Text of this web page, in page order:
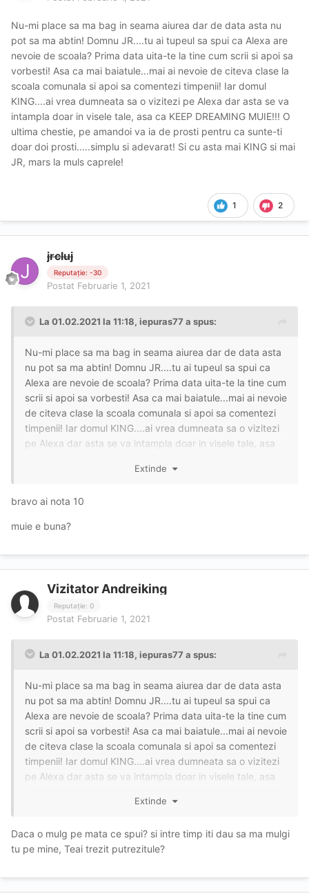
Nu-mi place sa ma bag in seama aiurea dar de data asta nu
pot sa ma abtin! Domnu JR....tu ai tupeul sa spui ca Alexa are
nevoie de scoala? Prima data uita-te la tine cum scrii si apoi sa
vorbesti! Asa ca mai baiatule...mai ai nevoie de citeva clase la
scoala comunala si apoi sa comentezi timpenii! Iar domul
KING....ai vrea dumneata sa o vizitezi pe Alexa dar asta se va
intampla doar in visele tale, asa ca KEEP DREAMING MUIE!!! O
ultima chestie, pe amandoi va ia de prosti pentru ca sunte-ti
doar doi prosti.....simplu si adevarat! Si cu asta mai KING si mai
JR, mars la muls caprele!
1 2
jrcluj
Reputație: -30
Postat Februarie 1, 2021
La 01.02.2021 la 11:18, iepuras77 a spus:
Nu-mi place sa ma bag in seama aiurea dar de data asta
nu pot sa ma abtin! Domnu JR....tu ai tupeul sa spui ca
Alexa are nevoie de scoala? Prima data uita-te la tine cum
scrii si apoi sa vorbesti! Asa ca mai baiatule...mai ai nevoie
de citeva clase la scoala comunala si apoi sa comentezi
timpenii! Iar domul KING....ai vrea dumneata sa o vizitezi
pe Alexa dar asta se va intampla doar in visele tale, asa
va ia de prosti pentru ca sunte-ti doar doi prosti.....simplu
caprele!
Extinde
bravo ai nota 10
muie e buna?
Vizitator Andreiking
Reputație: 0
Postat Februarie 1, 2021
La 01.02.2021 la 11:18, iepuras77 a spus:
Nu-mi place sa ma bag in seama aiurea dar de data asta
nu pot sa ma abtin! Domnu JR....tu ai tupeul sa spui ca
Alexa are nevoie de scoala? Prima data uita-te la tine cum
scrii si apoi sa vorbesti! Asa ca mai baiatule...mai ai nevoie
de citeva clase la scoala comunala si apoi sa comentezi
timpenii! Iar domul KING....ai vrea dumneata sa o vizitezi
pe Alexa dar asta se va intampla doar in visele tale, asa
va ia de prosti pentru ca sunte-ti doar doi prosti.....simplu
caprele!
Extinde
Daca o mulg pe mata ce spui? si intre timp iti dau sa ma mulgi
tu pe mine, Teai trezit putrezitule?